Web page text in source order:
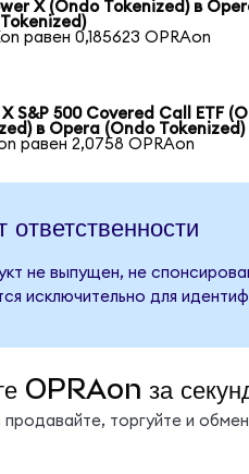
X (Ondo Tokenized) в
равен 0,185623 OPRAon
S&P 500 Covered Call ETF
в Opera (Ondo Tokenized)
равен 2,0758 OPRAon
ответственности
не выпущен, не
исключительно для
OPRAon за
продавайте, торгуйте и